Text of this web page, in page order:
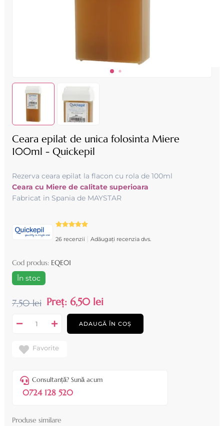
Ceara epilat de unica folosinta Miere
100ml - Quickepil
Rezerva ceara epilat la flacon cu rola de 100ml
Ceara cu Miere de calitate superioara
Fabricat in Spania de MAYSTAR
26 recenzii Adăugați recenzia dvs.
Cod produs: EQE01
În stoc
7,50 lei Preț: 6,50 lei
ADAUGĂ ÎN COȘ
Favorite
Consultanță? Sună acum
0724 128 520
Produse similare